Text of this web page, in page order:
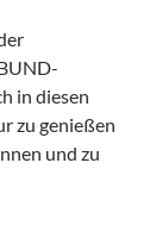
in diesen
zu genießen
und zu